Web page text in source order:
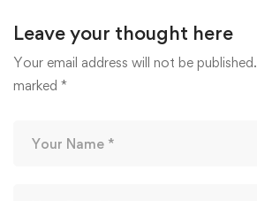
Leave your thought here
Your email address will not be published.
marked *